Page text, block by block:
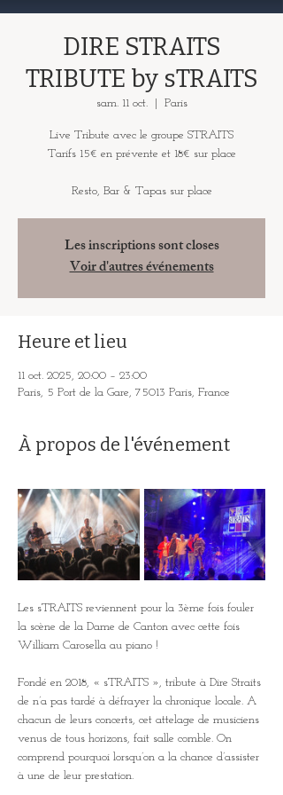
DIRE STRAITS
TRIBUTE by sTRAITS
sam. 11 oct.
  |
Paris
Live Tribute avec le groupe STRAITS
Tarifs 15€ en prévente et 18€ sur place
Resto, Bar & Tapas sur place
Les inscriptions sont closes
Voir d'autres événements
Heure et lieu
11 oct. 2025, 20:00 – 23:00
Paris, 5 Port de la Gare, 75013 Paris, France
À propos de l'événement
Les sTRAITS reviennent pour la 3ème fois fouler
la scène de la Dame de Canton avec cette fois
William Carosella au piano !
Fondé en 2018, « sTRAITS », tribute à Dire Straits
de n’a pas tardé à défrayer la chronique locale. A
chacun de leurs concerts, cet attelage de musiciens
venus de tous horizons, fait salle comble. On
comprend pourquoi lorsqu’on a la chance d’assister
à une de leur prestation.